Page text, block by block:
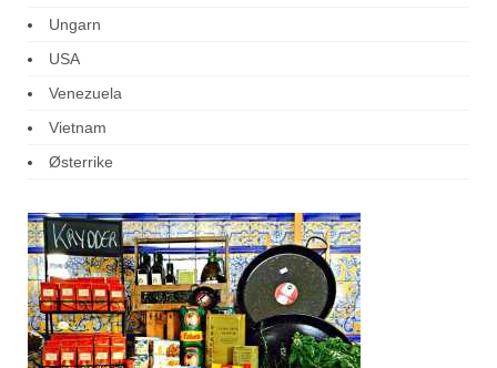
Ungarn
USA
Venezuela
Vietnam
Østerrike